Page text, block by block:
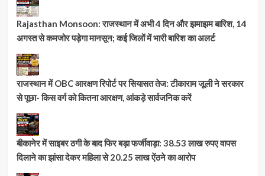
Rajasthan Monsoon: राजस्थान में अभी 4 दिन और झमाझम बारिश, 14
अगस्त से कमजोर पड़ेगा मानसून; कई जिलों में भारी बारिश का अलर्ट
राजस्थान में OBC आरक्षण रिपोर्ट पर सियासत तेज: टीकाराम जूली ने सरकार
से पूछा- किस वर्ग को कितना आरक्षण, आंकड़े सार्वजनिक करें
बीकानेर में साइबर ठगी के बाद फिर बड़ा फर्जीवाड़ा: 38.53 लाख रुपए वापस
दिलाने का झांसा देकर महिला से 20.25 लाख ऐंठने का आरोप